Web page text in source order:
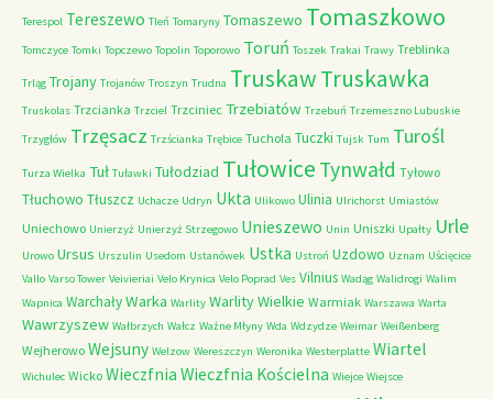
Terespol Tereszewo Tleń Tomaryny Tomaszewo Tomaszkowo
Tomczyce Tomki Topczewo Topolin Toporowo Toruń Toszek Trakai Trawy Treblinka
Trląg Trojany Trojanów Troszyn Trudna TruskawTruskawka
Truskolas Trzcianka Trzciel Trzciniec Trzebiatów Trzebuń Trzemeszno Lubuskie
Trzygłów Trzęsacz Trzścianka Trębice Tuchola Tuczki Tujsk Tum Turośl
Turza Wielka Tuł Tuławki Tułodziad Tułowice Tynwałd Tyłowo
Tłuchowo Tłuszcz Uchacze Udryn Ukta Ulikowo Ulinia Ulrichorst Umiastów
Uniechowo Unierzyż Unierzyż Strzegowo Unieszewo Unin Uniszki Upałty Urle
Urowo Ursus Urszulin Usedom Ustanówek Ustka Ustroń Uzdowo Uznam Uścięcice
Vallo Varso Tower Veivieriai Velo Krynica Velo Poprad Ves Vilnius Wadąg Walidrogi Walim
Wapnica WarchałyWarka Warlity Warlity Wielkie Warmiak Warszawa Warta
Wawrzyszew Wałbrzych Wałcz Ważne Młyny Wda Wdzydze Weimar Weißenberg
Wejherowo Wejsuny Welzow Wereszczyn Weronika Westerplatte Wiartel
Wichulec Wicko Wieczfnia Wieczfnia Kościelna Wiejce Wiejsce